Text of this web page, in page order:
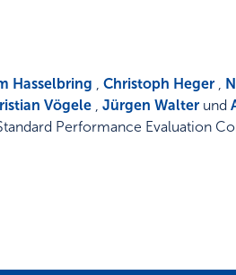
Hasselbring Christoph Heger
Vögele Jürgen Walter und
Performance Evaluation